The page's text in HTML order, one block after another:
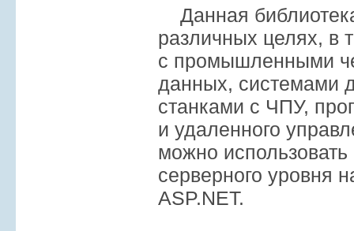
Данная
различных целях, в
с промышленными
данных, системами
станками с ЧПУ,
и удаленного
можно
серверного уровня
ASP.NET.